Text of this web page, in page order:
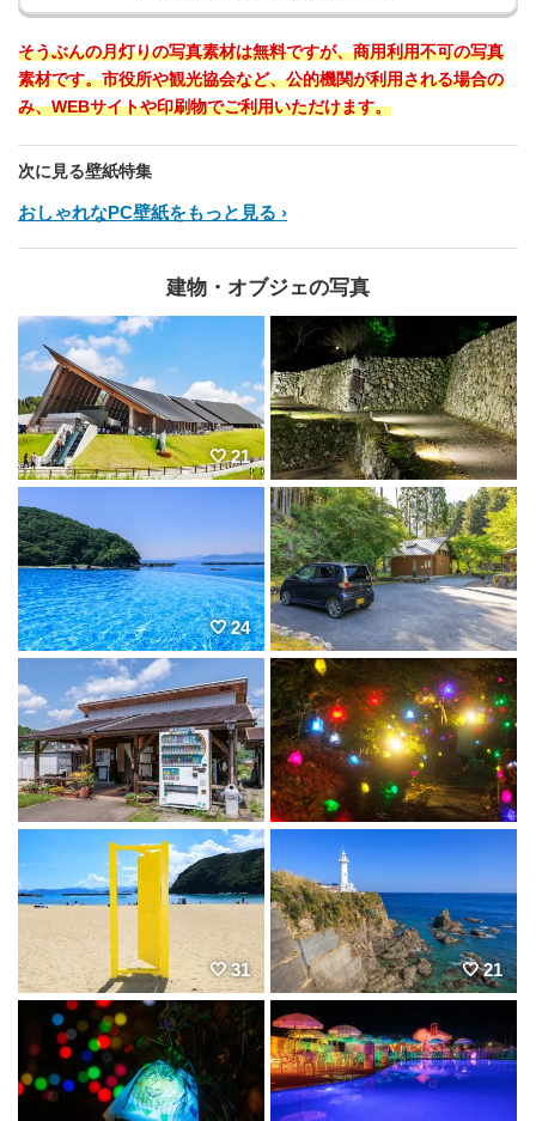
そうぶんの月灯りの写真素材は無料ですが、商用利用不可の写真
素材です。市役所や観光協会など、公的機関が利用される場合の
み、WEBサイトや印刷物でご利用いただけます。
次に見る壁紙特集
おしゃれなPC壁紙をもっと見る
建物・オブジェの写真
21
24
31 21